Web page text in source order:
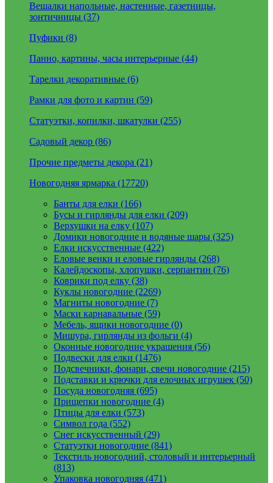
Вешалки напольные, настенные, газетницы,
зонтичницы (37)
Пуфики (8)
Панно, картины, часы интерьерные (44)
Тарелки декоративные (6)
Рамки для фото и картин (59)
Статуэтки, копилки, шкатулки (255)
Садовый декор (86)
Прочие предметы декора (21)
Новогодняя ярмарка (17720)
Банты для елки (166)
Бусы и гирлянды для елки (209)
Верхушки на елку (107)
Домики новогодние и водяные шары (325)
Елки искусственные (422)
Еловые венки и еловые гирлянды (268)
Калейдоскопы, хлопушки, серпантин (76)
Коврики под елку (38)
Куклы новогодние (2269)
Магниты новогодние (7)
Маски карнавальные (59)
Мебель, ящики новогодние (0)
Мишура, гирлянды из фольги (4)
Оконные новогодние украшения (56)
Подвески для елки (1476)
Подсвечники, фонари, свечи новогодние (215)
Подставки и крючки для елочных игрушек (50)
Посуда новогодняя (695)
Прищепки новогодние (4)
Птицы для елки (573)
Символ года (552)
Снег искусственный (29)
Статуэтки новогодние (841)
Текстиль новогодний, столовый и интерьерный
(813)
Упаковка новогодняя (471)